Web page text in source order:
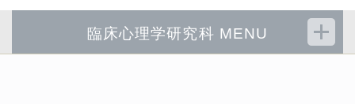
臨床心理学研究科 MENU